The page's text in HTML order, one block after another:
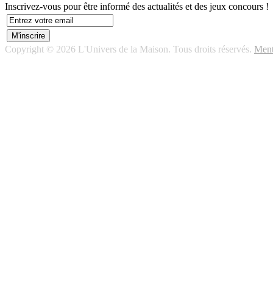
Inscrivez-vous pour être informé des actualités et des jeux concours !
Copyright © 2026 L'Univers de la Maison. Tous droits réservés.